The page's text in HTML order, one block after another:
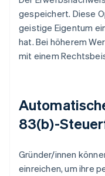
gespeichert. Diese
geistige Eigentum
hat. Bei höherem
mit einem
83(b)-
Gründer/innen
einreichen, um ihre